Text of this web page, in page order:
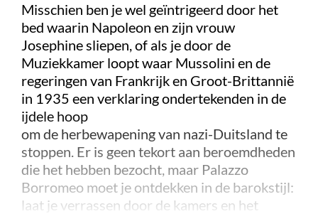
Misschien ben je wel geïntrigeerd door het
bed waarin Napoleon en zijn vrouw
Josephine sliepen, of als je door de
Muziekkamer loopt waar Mussolini en de
regeringen van Frankrijk en Groot-Brittannië
in 1935 een verklaring ondertekenden in de
ijdele hoop
om de herbewapening van nazi-Duitsland te
stoppen. Er is geen tekort aan beroemdheden
die het hebben bezocht, maar Palazzo
Borromeo moet je ontdekken in de barokstijl:
laat je verrassen door de kamers en het